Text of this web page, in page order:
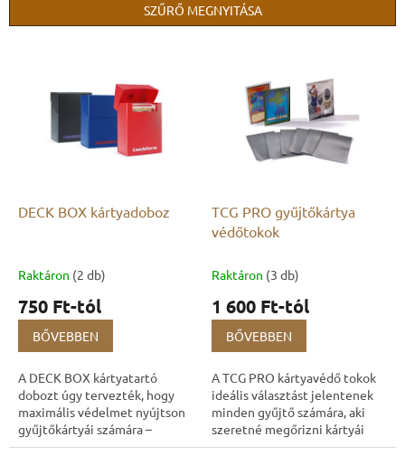
k
SZŰRŐ MEGNYITÁSA
DECK BOX kártyadoboz
Raktáron (2 db)
750 Ft-tól
BŐVEBBEN
A DECK BOX kártyatartó
dobozt úgy tervezték, hogy
maximális védelmet nyújtson
gyűjtőkártyái számára –
legyenek azok tokban vagy
TCG PRO gyűjtőkártya
védőtokok
Raktáron (3 db)
1 600 Ft-tól
BŐVEBBEN
A TCG PRO kártyavédő tokok
ideális választást jelentenek
minden gyűjtő számára, aki
szeretné megőrizni kártyái
tökéletes állapotát. Legyen